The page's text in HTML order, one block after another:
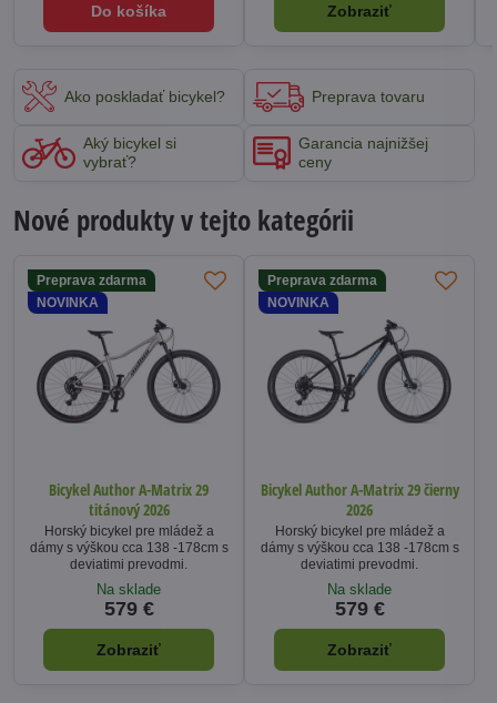
Do košíka Zobraziť
Ako poskladať bicykel? Preprava tovaru
Aký bicykel si
vybrať?
Garancia najnižšej
ceny
Nové produkty v tejto kategórii
Preprava zdarma
NOVINKA
Bicykel Author A-Matrix 29
titánový 2026
Horský bicykel pre mládež a
dámy s výškou cca 138 -178cm s
deviatimi prevodmi.
Na sklade
579 €
Zobraziť
Preprava zdarma
NOVINKA
Bicykel Author A-Matrix 29 čierny
2026
Horský bicykel pre mládež a
dámy s výškou cca 138 -178cm s
deviatimi prevodmi.
Na sklade
579 €
Zobraziť